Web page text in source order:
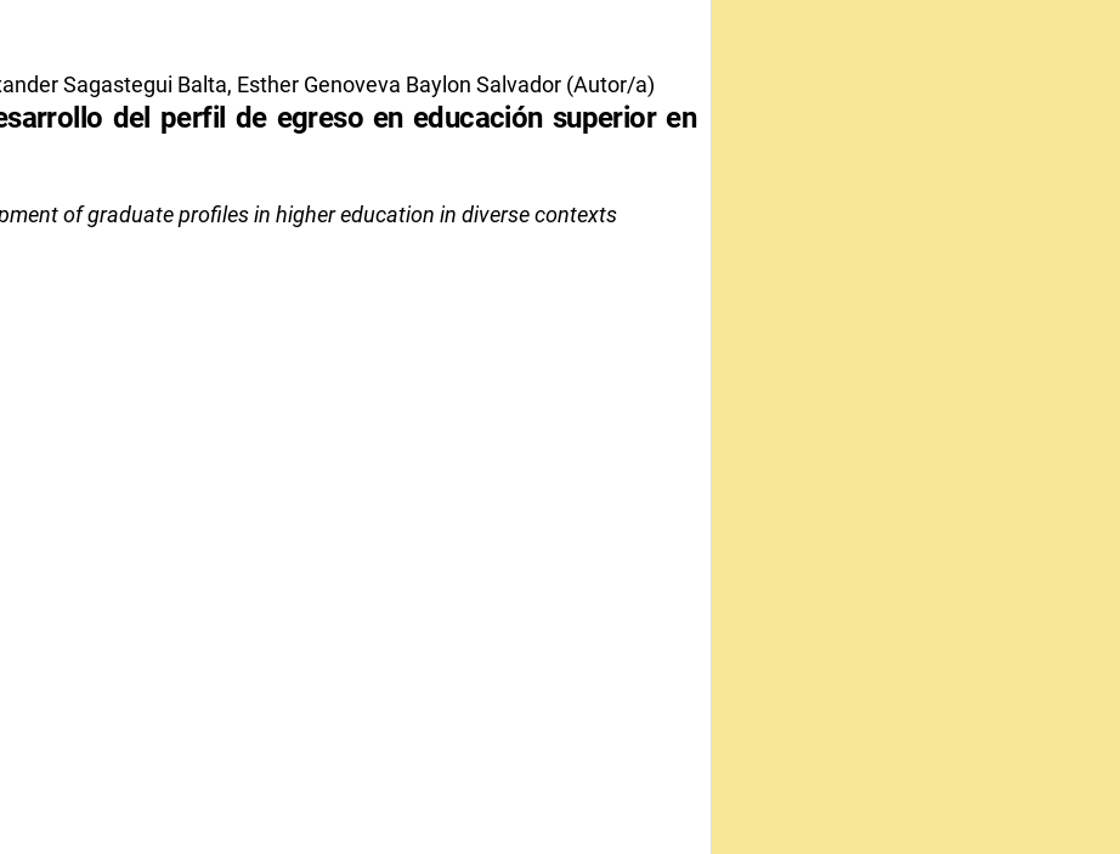
Sagastegui Balta, Esther Genoveva Baylon Salvador (Autor/a)
del perfil de egreso en educación superior en
of graduate profiles in higher education in diverse contexts